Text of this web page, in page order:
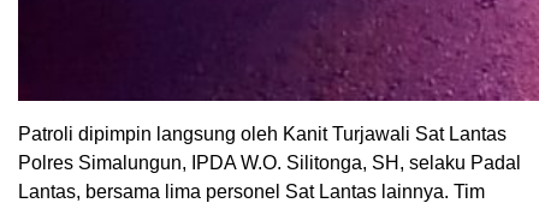
Patroli dipimpin langsung oleh Kanit Turjawali Sat Lantas
Polres Simalungun, IPDA W.O. Silitonga, SH, selaku Padal
Lantas, bersama lima personel Sat Lantas lainnya. Tim